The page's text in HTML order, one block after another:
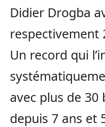
Didier Drogba
respectivement
Un record qui
avec plus de 30
depuis 7 ans et